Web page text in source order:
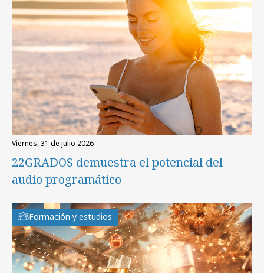
viernes, 31 de julio 2026
22GRADOS demuestra el potencial del
audio programático
Formación y estudios